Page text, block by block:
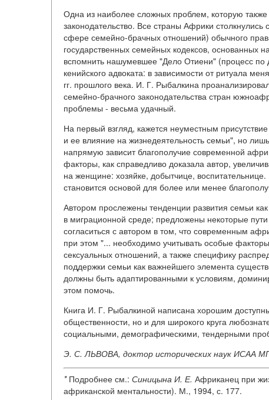
Одна из наиболее сложных проблем, которую
законодательство. Все страны Африки
сфере семейно-брачных отношений) обычного
государственных семейных кодексов, основанных
вспомнить нашумевшее "Дело Отиени" (процесс по
кенийского адвоката: в зависимости от ритуала
гг. прошлого века. И. Г. Рыбалкина
семейно-брачного законодательства стран
проблемы - весьма удачный.
На первый взгляд, кажется неуместным
и ее влияние на жизнедеятельность семьи", но
напрямую зависит благополучие современной
факторы, как справедливо доказала автор,
на женщине: хозяйке, добытчице,
становится основой для более или менее
Автором прослежены тенденции развития семьи
в миграционной среде; предложены некоторые
согласиться с автором в том, что современным
при этом "... необходимо учитывать особые
сексуальных отношений, а также специфику
поддержки семьи как важнейшего элемента
должны быть адаптированными к условиям,
этом помочь.
Книга И. Г. Рыбалкиной написана хорошим
общественности, но и для широкого круга
социальными, демографическими, тендерными
Э. С. ЛЬВОВА, доктор исторических наук ИСАА
*Подробнее см.: Синицына И. Е. Африканец при
африканской ментальности). М., 1994, с. 177.